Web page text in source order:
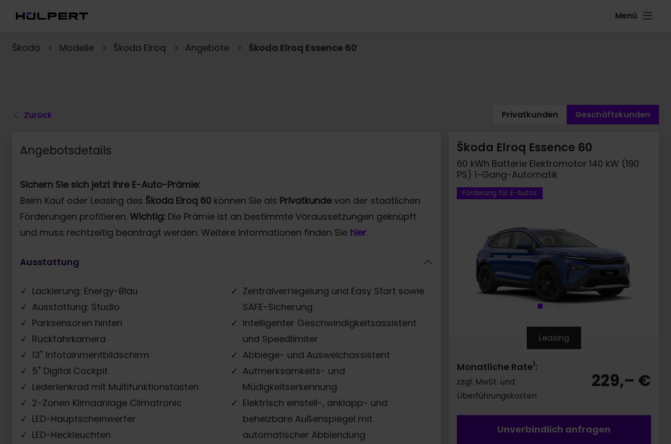
Menü
Škoda Modelle Škoda Elroq Angebote Škoda Elroq Essence 60
Zurück Privatkunden Geschäftskunden
Škoda Elroq Essence 60
60 kWh Batterie Elektromotor 140 kW (190
PS) 1-Gang-Automatik
Förderung für E-Autos
Leasing
Monatliche Rate1:
zzgl. MwSt. und
Überführungskosten
229,– €
Unverbindlich anfragen
Angebotsdetails
Sichern Sie sich jetzt Ihre E-Auto-Prämie:
Beim Kauf oder Leasing des Škoda Elroq 60 können Sie als Privatkunde von der staatlichen
Förderungen profitieren. Wichtig: Die Prämie ist an bestimmte Voraussetzungen geknüpft
und muss rechtzeitig beantragt werden. Weitere Informationen finden Sie hier.
Ausstattung
Lackierung: Energy-Blau
Ausstattung: Studio
Parksensoren hinten
Rückfahrkamera
13" Infotainmentbildschirm
5" Digital Cockpit
Lederlenkrad mit Multifunktionstasten
2-Zonen Klimaanlage Climatronic
LED-Hauptscheinwerfer
LED-Heckleuchten
Zentralverriegelung und Easy Start sowie
SAFE-Sicherung
Intelligenter Geschwindigkeitsassistent
und Speedlimiter
Abbiege- und Ausweichassistent
Aufmerksamkeits- und
Müdigkeitserkennung
Elektrisch einstell-, anklapp- und
beheizbare Außenspiegel mit
automatischer Abblendung